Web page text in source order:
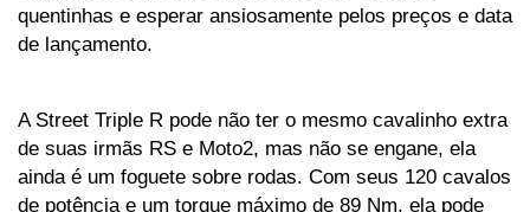
quentinhas e esperar ansiosamente pelos preços e data
de lançamento.
A Street Triple R pode não ter o mesmo cavalinho extra
de suas irmãs RS e Moto2, mas não se engane, ela
ainda é um foguete sobre rodas. Com seus 120 cavalos
de potência e um torque máximo de 89 Nm, ela pode